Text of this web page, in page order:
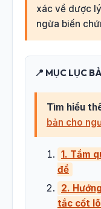
xác về dược
ngừa biến
📍 MỤC LỤC
Tìm hiểu
bản cho
1. Tầm
đề
2.
tắc cốt